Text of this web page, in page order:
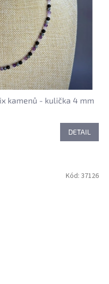
kamenů - kulička 4 mm
DETAIL
Kód: 37126